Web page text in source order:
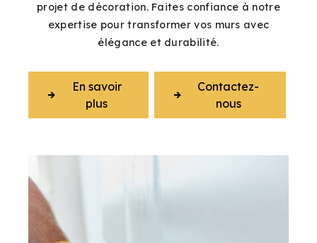
projet de décoration. Faites confiance à notre
expertise pour transformer vos murs avec
élégance et durabilité.
En savoir
plus
Contactez-
nous